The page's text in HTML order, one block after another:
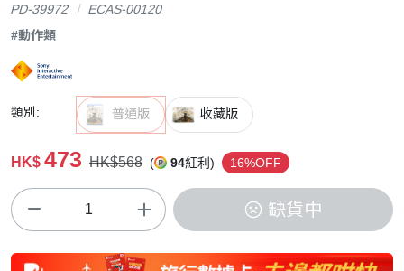
PD-39972
ECAS-00120
#動作類
類別: 普通版 收藏版
HK$ 473 HK$568 ( 94紅利) 16%OFF
缺貨中